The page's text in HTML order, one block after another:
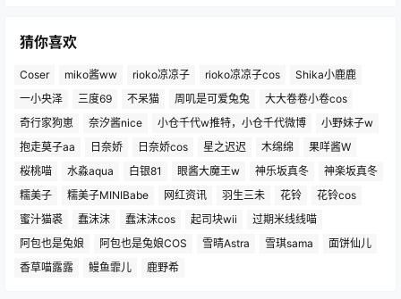
猜你喜欢
Coser miko酱ww rioko凉凉子 rioko凉凉子cos
Shika小鹿鹿
一小央泽
三度69 不呆猫 周叽是可爱兔兔
大大卷卷小卷cos
奇行家狗崽
奈汐酱nice 小仓千代w推特，小仓千代微博
小野妹子w
抱走莫子aa
日奈娇 日奈娇cos 星之迟迟 木绵绵
果咩酱W
桜桃喵
水淼aqua 白银81 眼酱大魔王w 神乐坂真冬
神楽坂真冬
糯美子
糯美子MINIBabe 网红资讯 羽生三未 花铃
花铃cos
蜜汁猫裘
蠢沫沫 蠢沫沫cos 起司块wii
过期米线线喵
阿包也是兔娘
阿包也是兔娘COS 雪晴Astra 雪琪sama
面饼仙儿
香草喵露露
鳗鱼霏儿 鹿野希